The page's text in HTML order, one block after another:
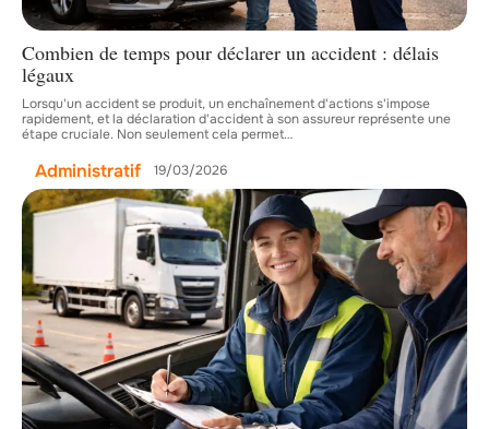
Combien de temps pour déclarer un accident : délais
légaux
Lorsqu'un accident se produit, un enchaînement d'actions s'impose
rapidement, et la déclaration d'accident à son assureur représente une
étape cruciale. Non seulement cela permet…
Administratif 19/03/2026